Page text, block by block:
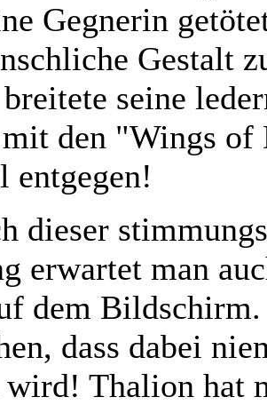
Gegnerin
Gestalt
seine
den "Wings of
entgegen!
dieser
erwartet man
dem
dass dabei
wird! Thalion hat